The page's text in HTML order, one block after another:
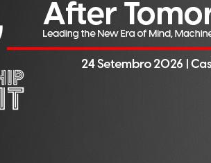
de solidão, muitas vezes
simples condutores de
reflexão) as melhores
momentos de solidão.
palavras, que surge a criação e
de ser verdadeira e cada vez